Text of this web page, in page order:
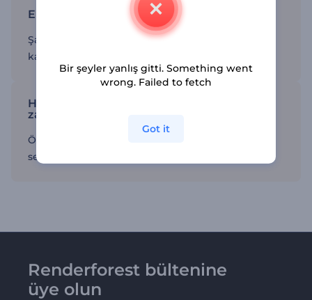
En iyi sonuçları elde edin
Şablonları kullanarak başarıya ulaştıran yüksek
kalitede videolar üretin.
Hazır referans videosu şablonlarıyla
zamandan kazanın
Özelleştirilmeye hazır çeşitli şablonlardan birini
seçin.
Renderforest bültenine
üye olun
Bir şeyler yanlış gitti. Something went
wrong. Failed to fetch
Got it